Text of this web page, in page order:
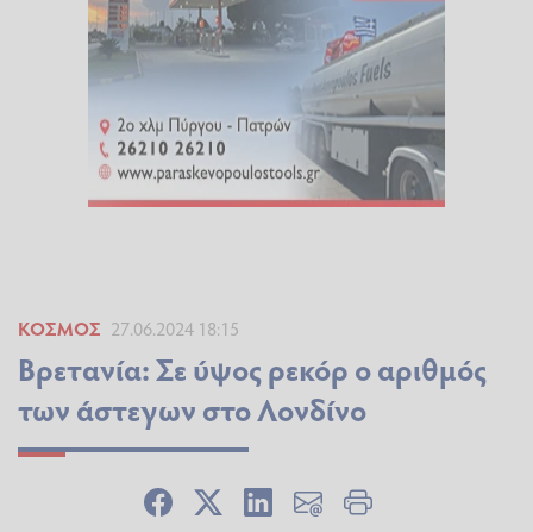
ΚΌΣΜΟΣ 27.06.2024 18:15
Βρετανία: Σε ύψος ρεκόρ ο αριθμός
των άστεγων στο Λονδίνο